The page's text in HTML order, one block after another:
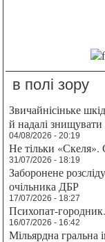
в полі зору
Звичайнісіньке
й надалі
04/08/2026 - 20:19
Не тільки
31/07/2026 - 18:19
Заборонене
очільника ДБР
17/07/2026 - 18:27
Психопат-
16/07/2026 - 16:42
Мільярдна гральна